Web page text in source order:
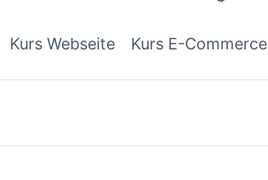
Kurs Webseite Kurs E-Commerce